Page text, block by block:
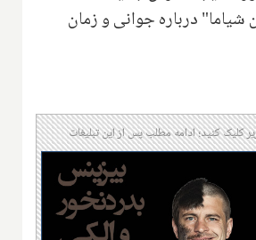
درباره جوانی و زمان
کلیک کنید؛ ادامه مطلب پس از این تبلیغات